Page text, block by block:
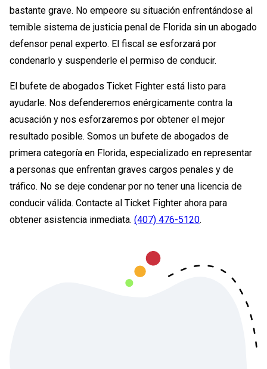
bastante grave. No empeore su situación enfrentándose al
temible sistema de justicia penal de Florida sin un abogado
defensor penal experto. El fiscal se esforzará por
condenarlo y suspenderle el permiso de conducir.
El bufete de abogados Ticket Fighter está listo para
ayudarle. Nos defenderemos enérgicamente contra la
acusación y nos esforzaremos por obtener el mejor
resultado posible. Somos un bufete de abogados de
primera categoría en Florida, especializado en representar
a personas que enfrentan graves cargos penales y de
tráfico. No se deje condenar por no tener una licencia de
conducir válida. Contacte al Ticket Fighter ahora para
obtener asistencia inmediata. (407) 476-5120.